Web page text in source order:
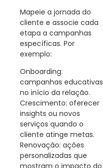
Mapeie a jornada do
cliente e associe cada
etapa a campanhas
específicas. Por
exemplo:
Onboarding:
campanhas educativas
no início da relação.
Crescimento: oferecer
insights ou novos
serviços quando o
cliente atinge metas.
Renovação: ações
personalizadas que
mostram o impacto do